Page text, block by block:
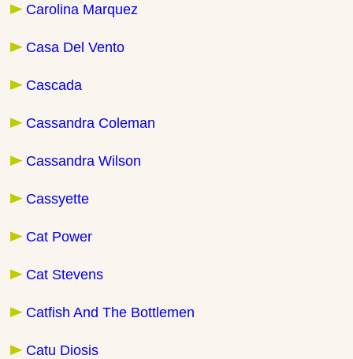
Carolina Marquez
Casa Del Vento
Cascada
Cassandra Coleman
Cassandra Wilson
Cassyette
Cat Power
Cat Stevens
Catfish And The Bottlemen
Catu Diosis